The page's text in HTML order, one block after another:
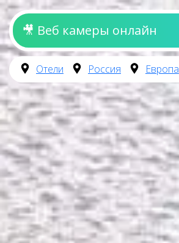
🎥 Веб камеры онлайн
Отели Россия Европа